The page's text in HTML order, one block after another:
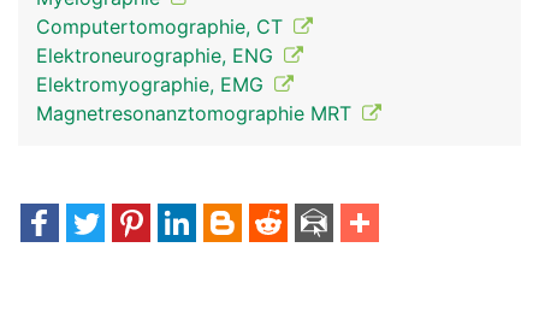
Spinalnerven Frau Spinalnerven Mann
Computertomographie, CT
Elektroneurographie, ENG
Elektromyographie, EMG
Magnetresonanztomographie MRT